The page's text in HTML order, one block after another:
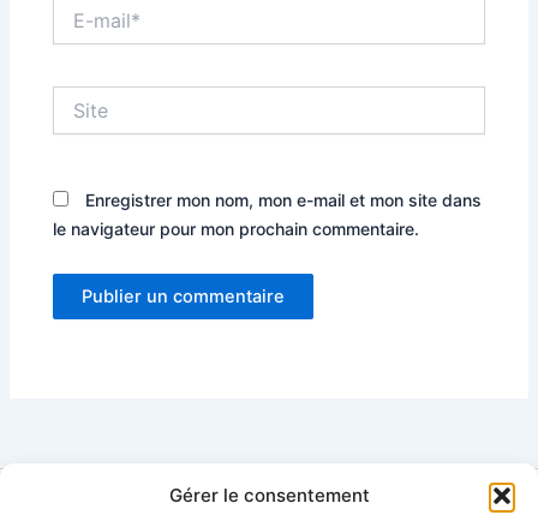
Gérer le consentement
mail*
Enregistrer mon nom, mon e-mail et mon site dans
le navigateur pour mon prochain commentaire.